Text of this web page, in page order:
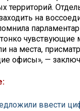
территорий.
на
чувствующие
на места,
офисы», —
ввести